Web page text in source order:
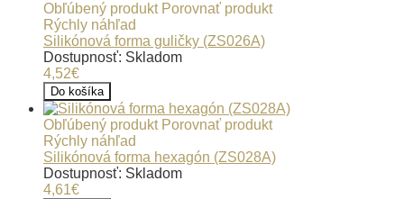
Obľúbený produkt Porovnať produkt
Rýchly náhľad
Silikónová forma guličky (ZS026A)
Dostupnosť: Skladom
4,52€
Do košíka
Obľúbený produkt Porovnať produkt
Rýchly náhľad
Silikónová forma hexagón (ZS028A)
Dostupnosť: Skladom
4,61€